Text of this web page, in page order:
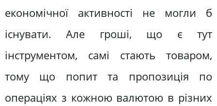
економічної активності не могли б
існувати. Але гроші, що є тут
інструментом, самі стають товаром,
тому що попит та пропозиція по
операціях з кожною валютою в різних